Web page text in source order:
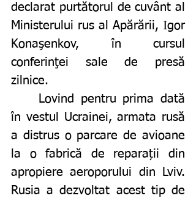
declarat purtătorul de cuvânt al
Ministerului rus al Apărării, Igor
Konaşenkov, în cursul
conferinţei sale de presă
zilnice.
în vestul Ucrainei, armata rusă
a distrus o parcare de avioane
la o fabrică de reparații din
apropiere aeroporului din Lviv.
Rusia a dezvoltat acest tip de